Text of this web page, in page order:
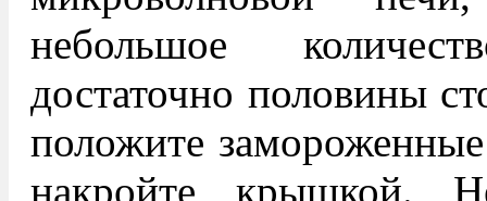
небольшое
достаточно половины
положите
накройте крышкой.